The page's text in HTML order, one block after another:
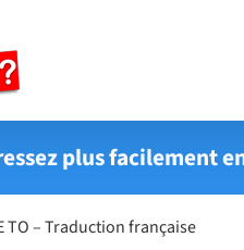
plus facilement
TO – Traduction française